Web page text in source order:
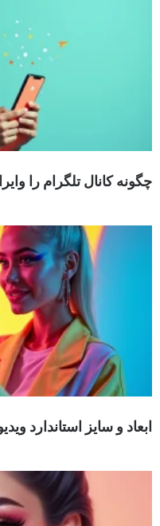
چگونه کانال تلگرام را
ابعاد و سایز استاندارد